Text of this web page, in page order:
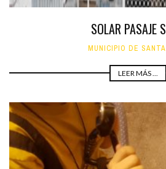
SOLAR PASAJE
MUNICIPIO DE
LEER MÁS ...